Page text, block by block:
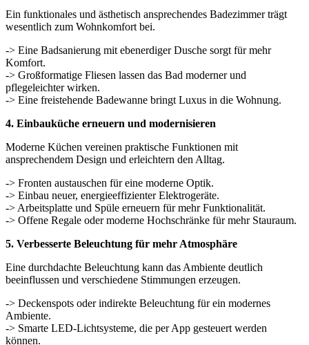
Ein funktionales und ästhetisch ansprechendes Badezimmer trägt
wesentlich zum Wohnkomfort bei.
-> Eine Badsanierung mit ebenerdiger Dusche sorgt für mehr
Komfort.
-> Großformatige Fliesen lassen das Bad moderner und
pflegeleichter wirken.
-> Eine freistehende Badewanne bringt Luxus in die Wohnung.
4. Einbauküche erneuern und modernisieren
Moderne Küchen vereinen praktische Funktionen mit
ansprechendem Design und erleichtern den Alltag.
-> Fronten austauschen für eine moderne Optik.
-> Einbau neuer, energieeffizienter Elektrogeräte.
-> Arbeitsplatte und Spüle erneuern für mehr Funktionalität.
-> Offene Regale oder moderne Hochschränke für mehr Stauraum.
5. Verbesserte Beleuchtung für mehr Atmosphäre
Eine durchdachte Beleuchtung kann das Ambiente deutlich
beeinflussen und verschiedene Stimmungen erzeugen.
-> Deckenspots oder indirekte Beleuchtung für ein modernes
Ambiente.
-> Smarte LED-Lichtsysteme, die per App gesteuert werden
können.